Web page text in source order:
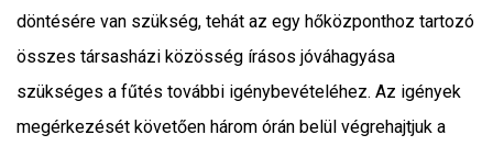
döntésére van szükség, tehát az egy hőközponthoz tartozó
összes társasházi közösség írásos jóváhagyása
szükséges a fűtés további igénybevételéhez. Az igények
megérkezését követően három órán belül végrehajtjuk a